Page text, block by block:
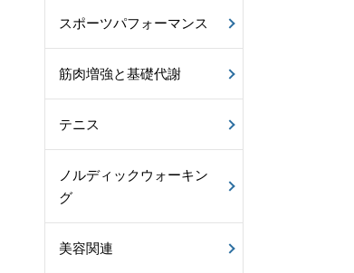
スポーツパフォーマンス
筋肉増強と基礎代謝
テニス
ノルディックウォーキン
グ
美容関連